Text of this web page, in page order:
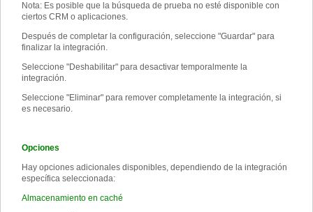
Nota: Es posible que la búsqueda de prueba no esté disponible con
ciertos CRM o aplicaciones.
Después de completar la configuración, seleccione "Guardar" para
finalizar la integración.
Seleccione "Deshabilitar" para desactivar temporalmente la
integración.
Seleccione "Eliminar" para remover completamente la integración, si
es necesario.
Opciones
Hay opciones adicionales disponibles, dependiendo de la integración
específica seleccionada:
Almacenamiento en caché